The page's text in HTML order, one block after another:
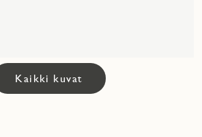
Kaikki kuvat